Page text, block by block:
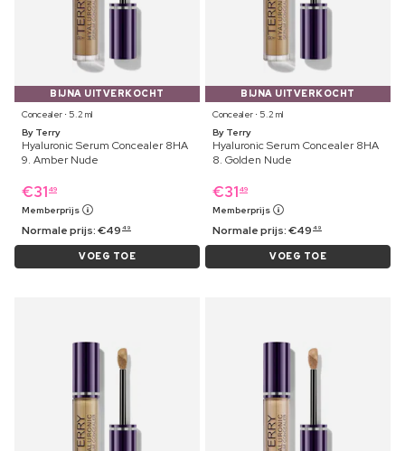
BIJNA UITVERKOCHT
Concealer ⋅ 5.2 ml
By Terry
Hyaluronic Serum Concealer 8HA
9. Amber Nude
€31 49
Memberprijs
Normale prijs:€49 49
VOEG TOE
BIJNA UITVERKOCHT
Concealer ⋅ 5.2 ml
By Terry
Hyaluronic Serum Concealer 8HA
8. Golden Nude
€31 49
Memberprijs
Normale prijs:€49 49
VOEG TOE